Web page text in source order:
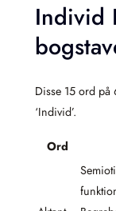
Individ
Disse 15 ord på
‘Individ’.
Ord